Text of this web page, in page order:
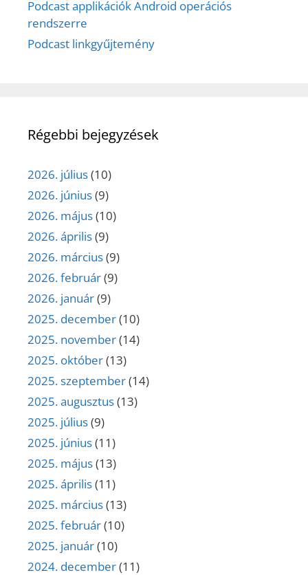
Podcast applikációk Android operációs
rendszerre
Podcast linkgyűjtemény
Régebbi bejegyzések
2026. július(10)
2026. június(9)
2026. május(10)
2026. április(9)
2026. március(9)
2026. február(9)
2026. január(9)
2025. december(10)
2025. november(14)
2025. október(13)
2025. szeptember(14)
2025. augusztus(13)
2025. július(9)
2025. június(11)
2025. május(13)
2025. április(11)
2025. március(13)
2025. február(10)
2025. január(10)
2024. december(11)